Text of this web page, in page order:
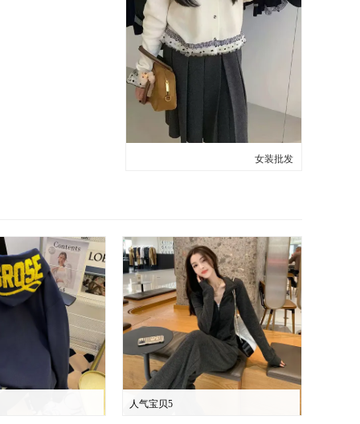
女装批发
人气宝贝5